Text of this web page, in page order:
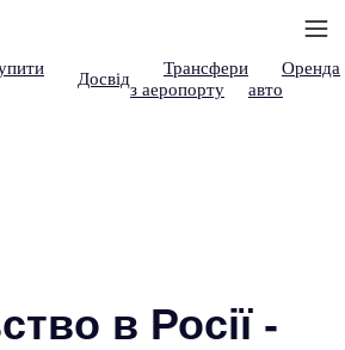
Досвід
Трансфери
з аеропорту
Оренда
авто
в Росії -